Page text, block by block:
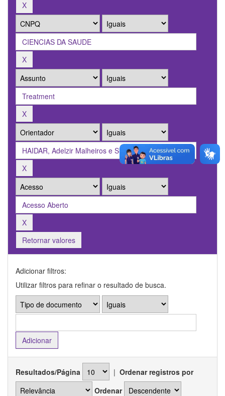
Retornar valores
Adicionar filtros:
Utilizar filtros para refinar o resultado de busca.
Resultados/Página | Ordenar registros por
Ordenar